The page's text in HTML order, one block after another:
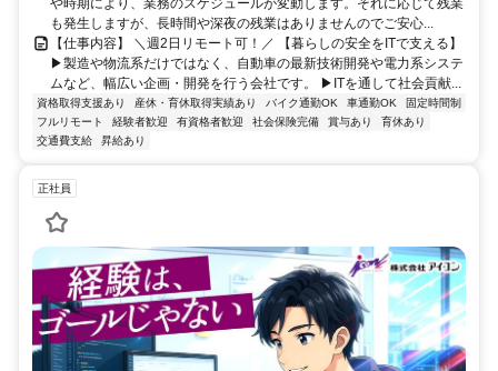
や時期により、業務のスケジュールが変動します。それに応じて残業
も発生しますが、長時間や深夜の残業はありませんのでご安心...
【仕事内容】 ＼週2日リモート可！／ 【暮らしの安全をITで支える】
▶製造や物流系だけではなく、自動車の最新技術開発や電力系システ
ムなど、幅広い企画・開発を行う会社です。 ▶ITを通して社会貢献...
資格取得支援あり 産休・育休取得実績あり バイク通勤OK 車通勤OK
固定時間制
フルリモート
経験者歓迎 有資格者歓迎 社会保険完備 賞与あり
育休あり
交通費支給
昇給あり
正社員